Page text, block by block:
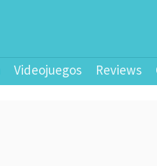
Videojuegos Reviews